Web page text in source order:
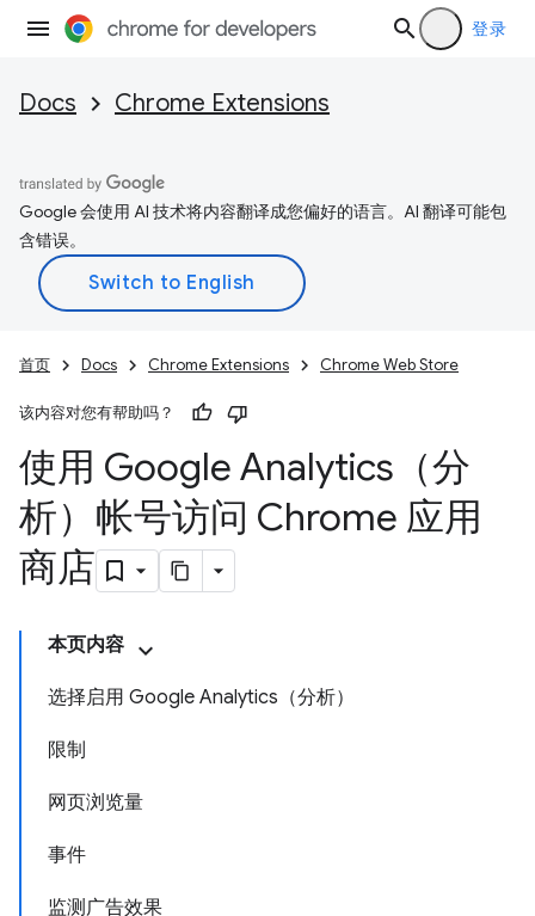
登录
Docs Chrome Extensions
Google 会使用 AI 技术将内容翻译成您偏好的语言。AI 翻译可能包
含错误。
首页 Docs Chrome Extensions Chrome Web Store
该内容对您有帮助吗？
使用 Google Analytics（分
析）帐号访问 Chrome 应用
商店
本页内容
选择启用 Google Analytics（分析）
限制
网页浏览量
事件
监测广告效果